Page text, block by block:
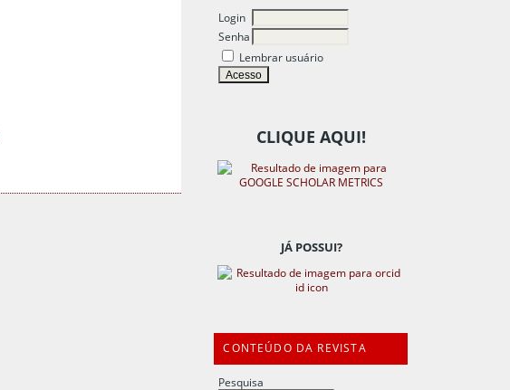
Login
Senha
Lembrar usuário
CLIQUE AQUI!
JÁ POSSUI?
CONTEÚDO DA REVISTA
Pesquisa